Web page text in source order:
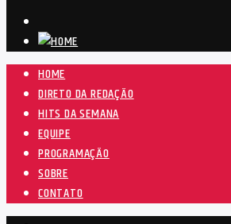
HOME
DIRETO DA REDAÇÃO
HITS DA SEMANA
EQUIPE
PROGRAMAÇÃO
SOBRE
CONTATO